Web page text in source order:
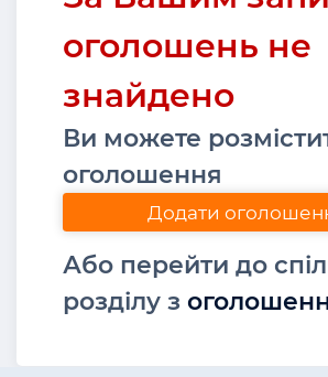
оголошень не
знайдено
Ви можете
оголошення
Додати
Або перейти до
розділу з